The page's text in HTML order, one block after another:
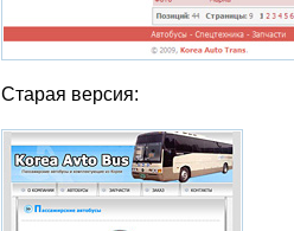
Старая версия: